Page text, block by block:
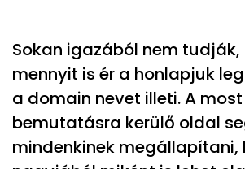
Sokan igazából nem
mennyit is ér a honlapjuk
a domain nevet illeti. A most
bemutatásra kerülő oldal
mindenkinek megállapítani,